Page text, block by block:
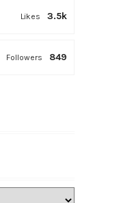
3.5k
Likes
849
Followers